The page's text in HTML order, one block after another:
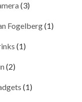
(3)
Fogelberg(1)
(1)
(2)
(1)